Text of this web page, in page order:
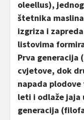
oleellus),
štetnika
izgriza i
listovima
Prva generacija
cvjetove, dok
napada
leti i odlaže jaja
generacija